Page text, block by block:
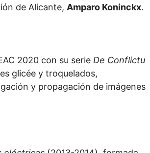
de Alicante, Amparo Koninckx.
2020 con su serie De Conflictu
glicée y troquelados,
y propagación de imágenes